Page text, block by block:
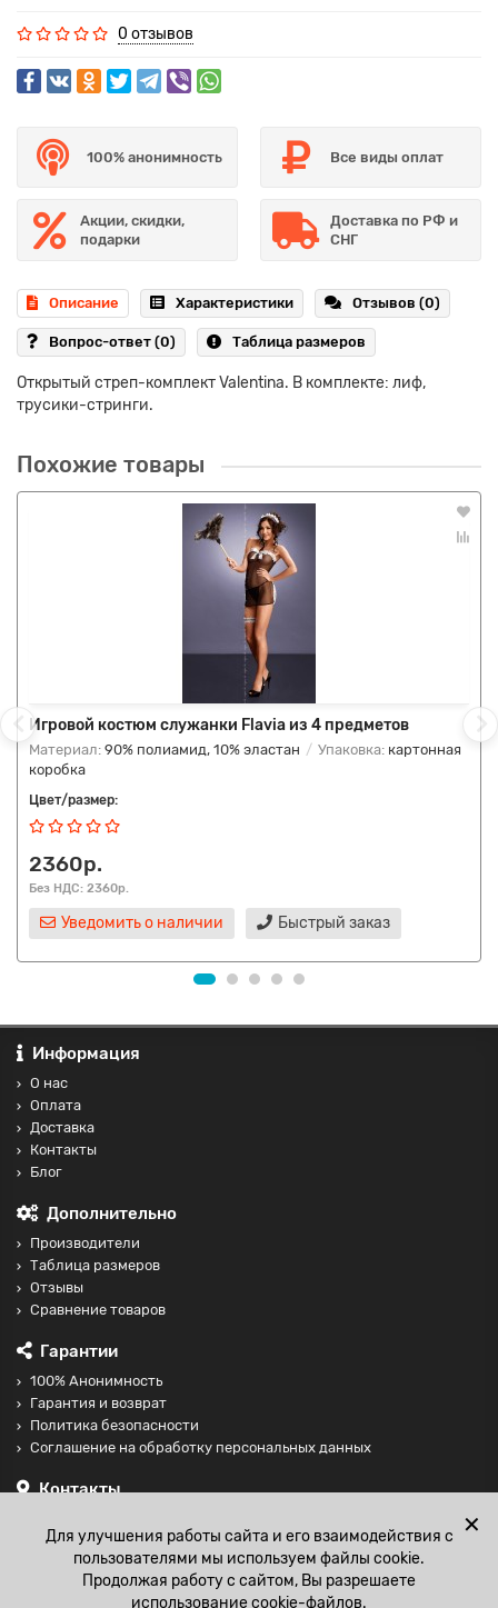
0 отзывов
100% анонимность Все виды оплат
Акции, скидки,
подарки
Доставка по РФ и
СНГ
Описание Характеристики Отзывов (0)
Вопрос-ответ (0) Таблица размеров
Открытый стреп-комплект Valentina. В комплекте: лиф,
трусики-стринги.
Похожие товары
Игровой костюм служанки Flavia из 4 предметов
Материал: 90% полиамид, 10% эластан Упаковка: картонная
коробка
Цвет/размер:
2360р.
Без НДС: 2360р.
Уведомить о наличии Быстрый заказ
Информация
О нас
Оплата
Доставка
Контакты
Блог
Дополнительно
Производители
Таблица размеров
Отзывы
Сравнение товаров
Гарантии
100% Анонимность
Гарантия и возврат
Политика безопасности
Соглашение на обработку персональных данных
Контакты
sales@fisting-shop.ru
✕
Для улучшения работы сайта и его взаимодействия с
пользователями мы используем файлы cookie.
Продолжая работу с сайтом, Вы разрешаете
использование cookie-файлов.